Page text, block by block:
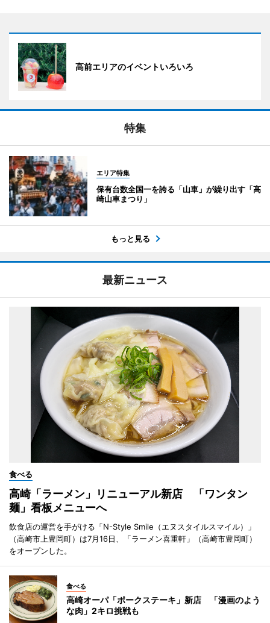
高前エリアのイベントいろいろ
特集
エリア特集
保有台数全国一を誇る「山車」が繰り出す「高
崎山車まつり」
もっと見る
最新ニュース
食べる
高崎「ラーメン」リニューアル新店 「ワンタン
麺」看板メニューへ
飲食店の運営を手がける「N-Style Smile（エヌスタイルスマイル）」
（高崎市上豊岡町）は7月16日、「ラーメン喜重軒」（高崎市豊岡町）
をオープンした。
食べる
高崎オーパ「ポークステーキ」新店 「漫画のよう
な肉」2キロ挑戦も